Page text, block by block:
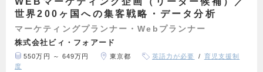
世界200ヶ国への集客戦略・データ分析
マーケティングプランナー・Webプランナー
株式会社ビィ・フォアード
550万円 ～ 649万円 東京都 英語力が必要
育児支援制
度